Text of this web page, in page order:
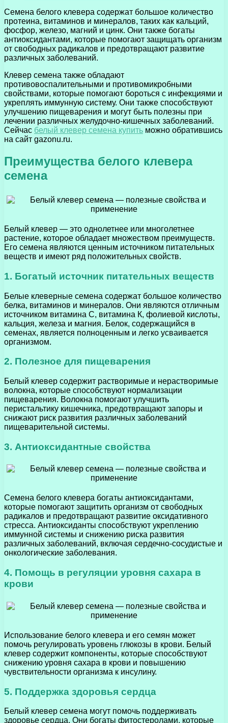
Семена белого клевера содержат большое количество
протеина, витаминов и минералов, таких как кальций,
фосфор, железо, магний и цинк. Они также богаты
антиоксидантами, которые помогают защищать организм
от свободных радикалов и предотвращают развитие
различных заболеваний.
Клевер семена также обладают
противовоспалительными и противомикробными
свойствами, которые помогают бороться с инфекциями и
укреплять иммунную систему. Они также способствуют
улучшению пищеварения и могут быть полезны при
лечении различных желудочно-кишечных заболеваний.
Сейчас белый клевер семена купить можно обратившись
на сайт gazonu.ru.
Преимущества белого клевера
семена
Белый клевер — это однолетнее или многолетнее
растение, которое обладает множеством преимуществ.
Его семена являются ценным источником питательных
веществ и имеют ряд положительных свойств.
1. Богатый источник питательных веществ
Белые клеверные семена содержат большое количество
белка, витаминов и минералов. Они являются отличным
источником витамина С, витамина К, фолиевой кислоты,
кальция, железа и магния. Белок, содержащийся в
семенах, является полноценным и легко усваивается
организмом.
2. Полезное для пищеварения
Белый клевер содержит растворимые и нерастворимые
волокна, которые способствуют нормализации
пищеварения. Волокна помогают улучшить
перистальтику кишечника, предотвращают запоры и
снижают риск развития различных заболеваний
пищеварительной системы.
3. Антиоксидантные свойства
Семена белого клевера богаты антиоксидантами,
которые помогают защитить организм от свободных
радикалов и предотвращают развитие оксидативного
стресса. Антиоксиданты способствуют укреплению
иммунной системы и снижению риска развития
различных заболеваний, включая сердечно-сосудистые и
онкологические заболевания.
4. Помощь в регуляции уровня сахара в
крови
Использование белого клевера и его семян может
помочь регулировать уровень глюкозы в крови. Белый
клевер содержит компоненты, которые способствуют
снижению уровня сахара в крови и повышению
чувствительности организма к инсулину.
5. Поддержка здоровья сердца
Белый клевер семена могут помочь поддерживать
здоровье сердца. Они богаты фитостеролами, которые